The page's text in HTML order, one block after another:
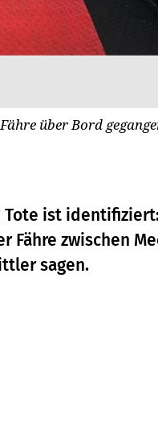
über Bord
ist
Fähre zwischen
sagen.